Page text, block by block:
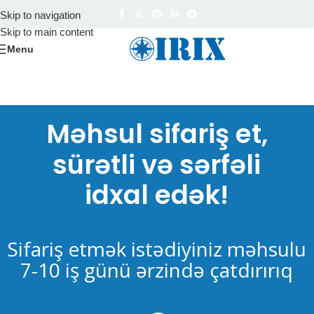
Skip to navigation
Skip to main content
Menu
idxal edək!
Məhsul sifariş et,
sürətli və sərfəli
Sifariş etmək istədiyiniz məhsulu
7-10 iş günü ərzində çatdırırıq